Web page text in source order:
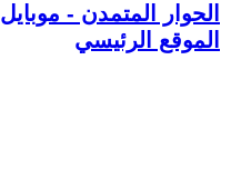
الحوار المتمدن - موبايل
الموقع الرئيسي